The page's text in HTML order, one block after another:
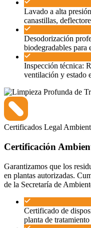
Lavado a alta
canastillas,
Desodorización
biodegradables para
Inspección técnica:
ventilación y estado
Certificados Legal
Certificación
Garantizamos que los
en plantas autorizadas.
de la Secretaría de
Certificado de
planta de